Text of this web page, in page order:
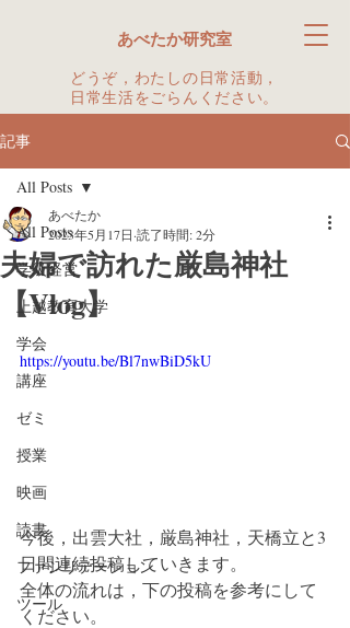
どうぞ，わたしの日常活動，
日常生活をごらんください。
あべたか研究室
記事
All Posts
学級経営
上越教育大学
学会
講座
ゼミ
授業
映画
読書
ファシリテーション
ツール
All Posts
夫婦で訪れた厳島神社
【Vlog】
あべたか
2023年5月17日 読了時間: 2分
https://youtu.be/Bl7nwBiD5kU
今後，出雲大社，厳島神社，天橋立と3
日間連続投稿していきます。
全体の流れは，下の投稿を参考にして
ください。